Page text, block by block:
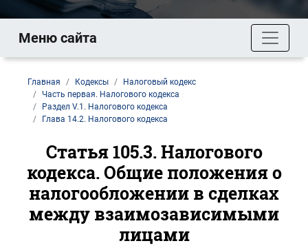
Меню сайта
Главная Кодексы
Налоговый кодекс
Часть первая. Налогового кодекса
Раздел V.1. Налогового кодекса
Глава 14.2. Налогового кодекса
Статья 105.3. Налогового
кодекса. Общие положения о
налогообложении в сделках
между взаимозависимыми
лицами